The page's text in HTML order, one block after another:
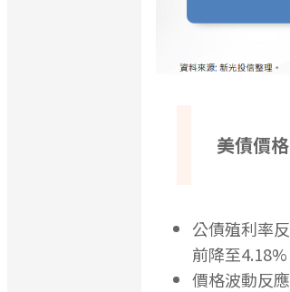
美債價
公債殖利率
前降至4.18%
價格波動反